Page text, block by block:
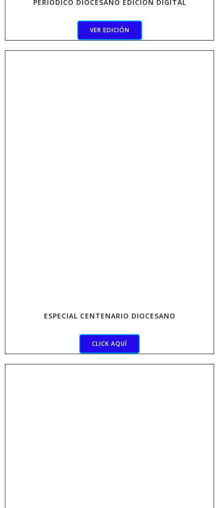
PERIODICO DIOCESANO EDICIÓN DIGITAL
VER EDICIÓN
ESPECIAL CENTENARIO DIOCESANO
CLICK AQUÍ